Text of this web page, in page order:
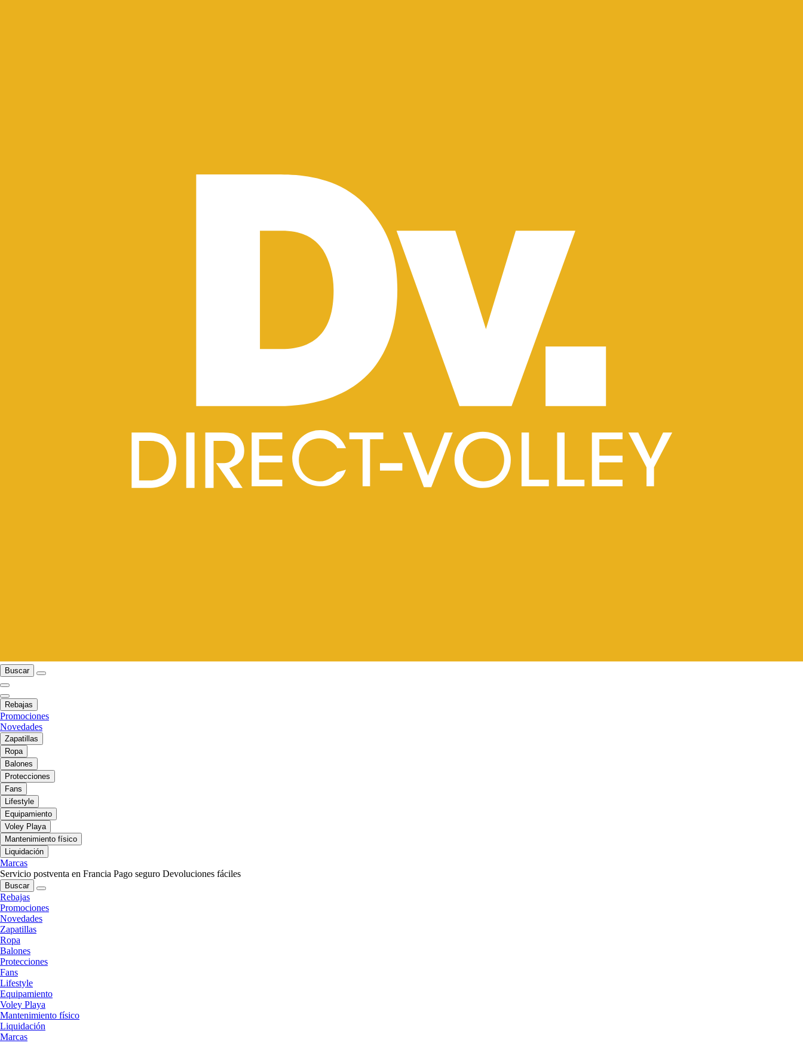
Buscar
Rebajas
Promociones
Novedades
Zapatillas
Ropa
Balones
Protecciones
Fans
Lifestyle
Equipamiento
Voley Playa
Mantenimiento físico
Liquidación
Marcas
Servicio postventa en Francia Pago seguro Devoluciones fáciles
Buscar
Rebajas
Promociones
Novedades
Zapatillas
Ropa
Balones
Protecciones
Fans
Lifestyle
Equipamiento
Voley Playa
Mantenimiento físico
Liquidación
Marcas